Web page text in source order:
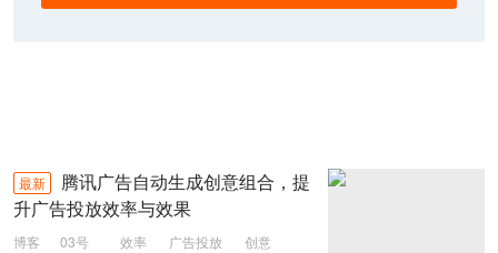
最新
腾讯广告自动生成创意组合，提
升广告投放效率与效果
博客 03号 效率 广告投放
创意